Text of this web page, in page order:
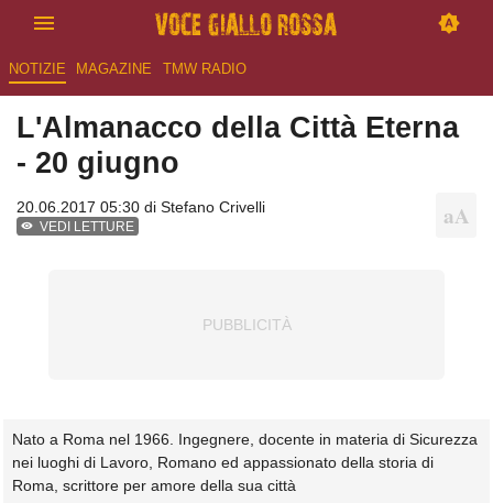
NOTIZIE MAGAZINE TMW RADIO
L'Almanacco della Città Eterna
- 20 giugno
20.06.2017 05:30 di Stefano Crivelli
VEDI LETTURE
Nato a Roma nel 1966. Ingegnere, docente in materia di Sicurezza
nei luoghi di Lavoro, Romano ed appassionato della storia di
Roma, scrittore per amore della sua città